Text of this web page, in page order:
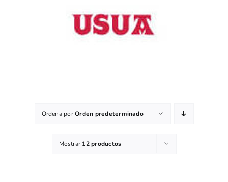
Ordena porOrden predeterminado
Mostrar12 productos